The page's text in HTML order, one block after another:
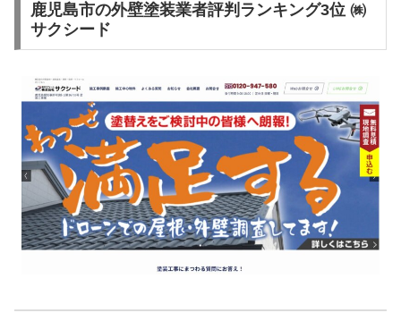
鹿児島市の外壁塗装業者評判ランキング3位 ㈱
サクシード